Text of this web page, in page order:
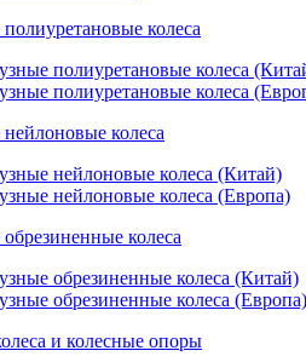
колеса
полиуретановые колеса
полиуретановые колеса
колеса
нейлоновые колеса (Китай)
нейлоновые колеса (Европа)
колеса
обрезиненные колеса (Китай)
обрезиненные колеса (Европа)
и колесные опоры